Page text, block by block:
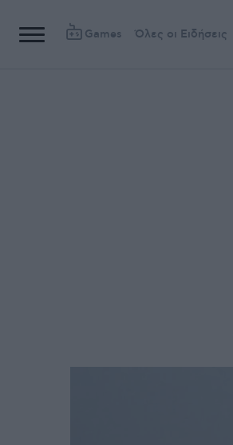
Games Όλες οι Ειδήσεις